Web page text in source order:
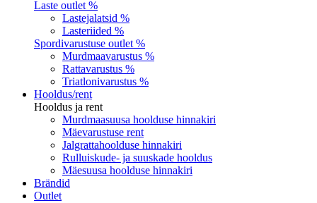
Laste outlet %
Lastejalatsid %
Lasteriided %
Spordivarustuse outlet %
Murdmaavarustus %
Rattavarustus %
Triatlonivarustus %
Hooldus/rent
Hooldus ja rent
Murdmaasuusa hoolduse hinnakiri
Mäevarustuse rent
Jalgrattahoolduse hinnakiri
Rulluiskude- ja suuskade hooldus
Mäesuusa hoolduse hinnakiri
Brändid
Outlet